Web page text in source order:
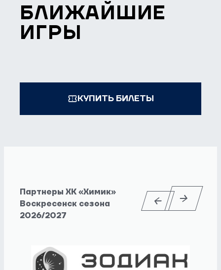
БЛИЖАЙШИЕ
ИГРЫ
КУПИТЬ БИЛЕТЫ
Партнеры ХК «Химик»
Воскресенск сезона
2026/2027